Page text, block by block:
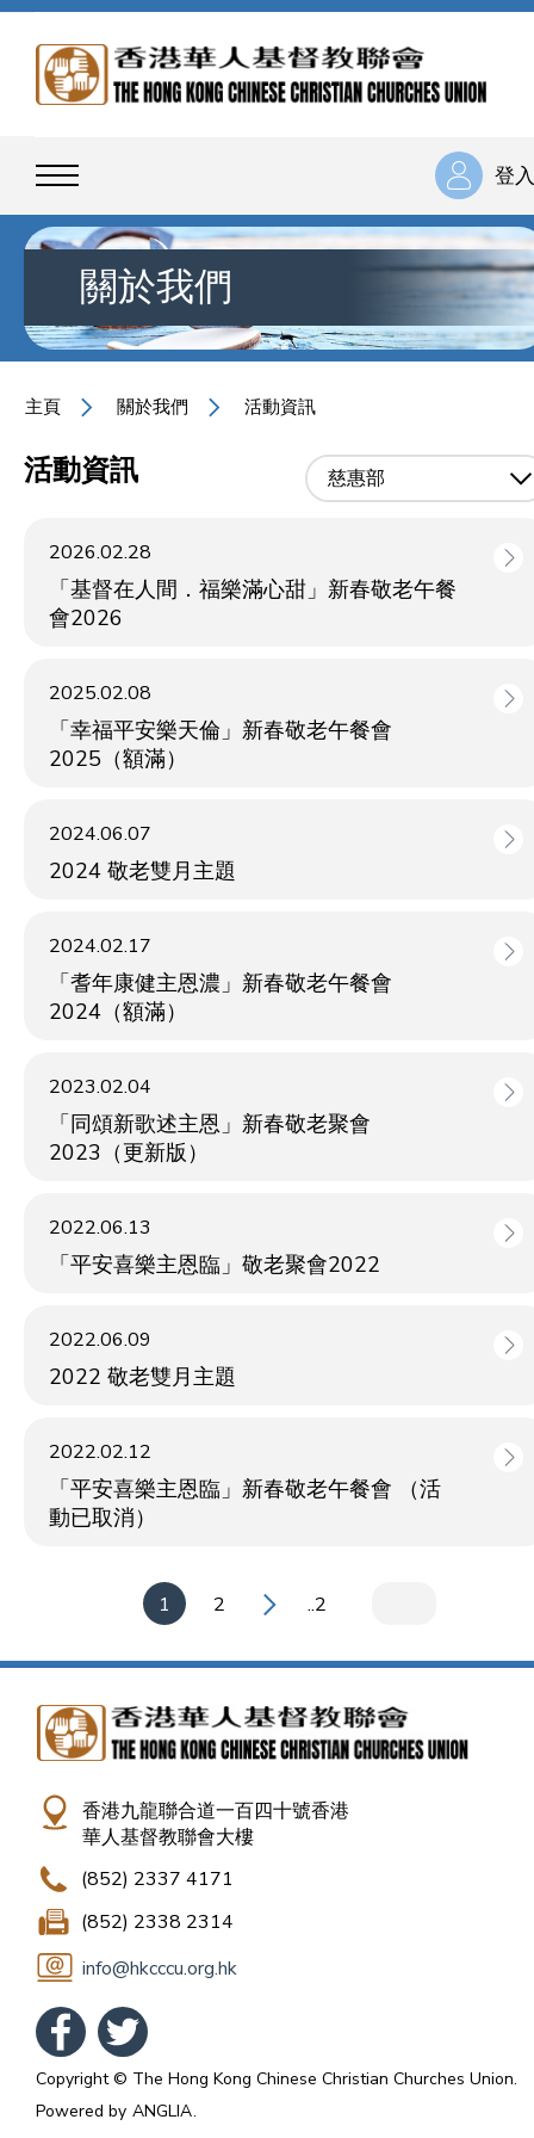
登入
關於我們
主頁 關於我們 活動資訊
活動資訊 慈惠部
2026.02.28
「基督在人間．福樂滿心甜」新春敬老午餐
會2026
2025.02.08
「幸福平安樂天倫」新春敬老午餐會
2025（額滿）
2024.06.07
2024 敬老雙月主題
2024.02.17
「耆年康健主恩濃」新春敬老午餐會
2024（額滿）
2023.02.04
「同頌新歌述主恩」新春敬老聚會
2023（更新版）
2022.06.13
「平安喜樂主恩臨」敬老聚會2022
2022.06.09
2022 敬老雙月主題
2022.02.12
「平安喜樂主恩臨」新春敬老午餐會 （活
動已取消）
1 2 ..2
香港九龍聯合道一百四十號香港
華人基督教聯會大樓
(852) 2337 4171
(852) 2338 2314
info@hkcccu.org.hk
Copyright © The Hong Kong Chinese Christian Churches Union.
Powered by ANGLIA.